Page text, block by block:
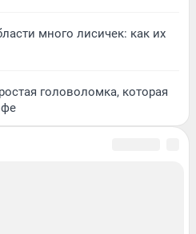
много лисичек: как их
головоломка, которая